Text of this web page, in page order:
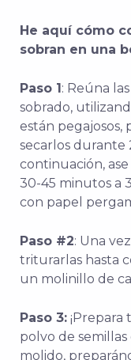
He aquí cómo
sobran en una
Paso 1: Reúna
sobrado,
están pegajosos,
secarlos durante
continuación,
30-45 minutos a
con papel
Paso #2: Una
triturarlas hasta
un molinillo de
Paso 3: ¡Prepara
polvo de
molido,